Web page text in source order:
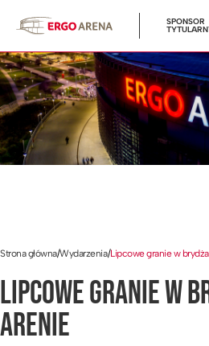
SPONSOR
Strona główna/Wydarzenia/Lipcowe granie w
LIPCOWE GRANIE W
ARENIE